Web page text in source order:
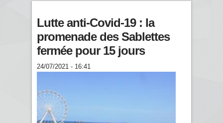
Lutte anti-Covid-19 : la
promenade des Sablettes
fermée pour 15 jours
24/07/2021 - 16:41